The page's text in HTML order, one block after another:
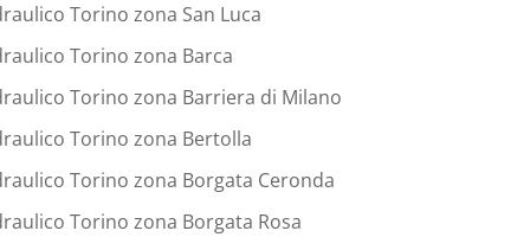
Torino zona San Luca
Torino zona Barca
Torino zona Barriera di Milano
Torino zona Bertolla
Torino zona Borgata Ceronda
Torino zona Borgata Rosa